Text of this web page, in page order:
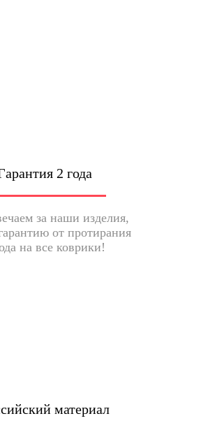
2 года
за наши изделия,
от протирания
на все коврики!
материал